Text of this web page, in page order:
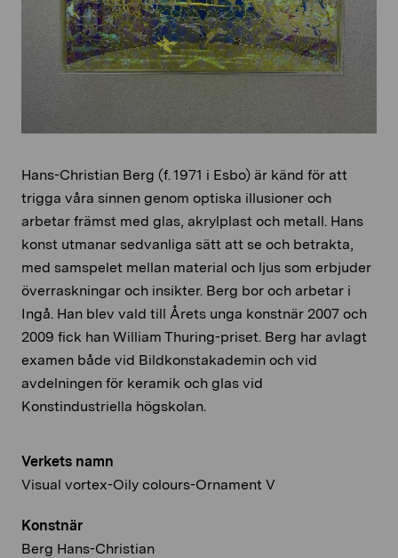
Verkets namn
Visual vortex-Oily colours-Ornament V
Konstnär
Berg Hans-Christian
Hans-Christian Berg (f. 1971 i Esbo) är känd för att
trigga våra sinnen genom optiska illusioner och
arbetar främst med glas, akrylplast och metall. Hans
konst utmanar sedvanliga sätt att se och betrakta,
med samspelet mellan material och ljus som erbjuder
överraskningar och insikter. Berg bor och arbetar i
Ingå. Han blev vald till Årets unga konstnär 2007 och
2009 fick han William Thuring-priset. Berg har avlagt
examen både vid Bildkonstakademin och vid
avdelningen för keramik och glas vid
Konstindustriella högskolan.